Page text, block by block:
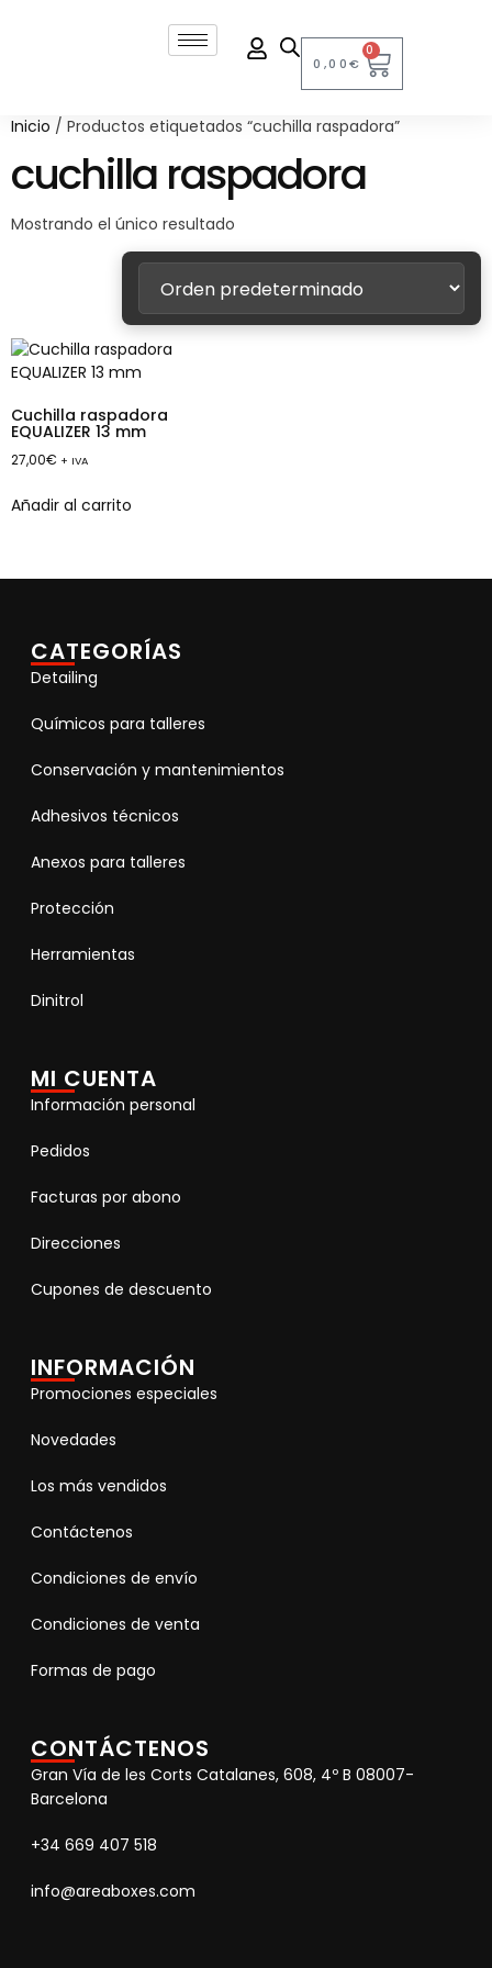
0,00€
0
Inicio / Productos etiquetados “cuchilla raspadora”
cuchilla raspadora
Mostrando el único resultado
Cuchilla raspadora
EQUALIZER 13 mm
27,00€ + IVA
Añadir al carrito
CATEGORÍAS
Detailing
Químicos para talleres
Conservación y mantenimientos
Adhesivos técnicos
Anexos para talleres
Protección
Herramientas
Dinitrol
MI CUENTA
Información personal
Pedidos
Facturas por abono
Direcciones
Cupones de descuento
INFORMACIÓN
Promociones especiales
Novedades
Los más vendidos
Contáctenos
Condiciones de envío
Condiciones de venta
Formas de pago
CONTÁCTENOS
Gran Vía de les Corts Catalanes, 608, 4º B 08007-
Barcelona
+34 669 407 518
info@areaboxes.com